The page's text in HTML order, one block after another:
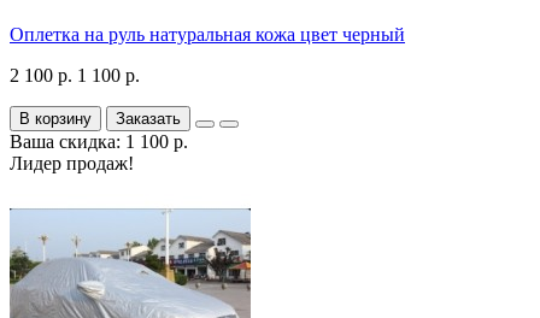
Оплетка на руль натуральная кожа цвет черный
2 100 р. 1 100 р.
В корзину Заказать
Ваша скидка: 1 100 р.
Лидер продаж!